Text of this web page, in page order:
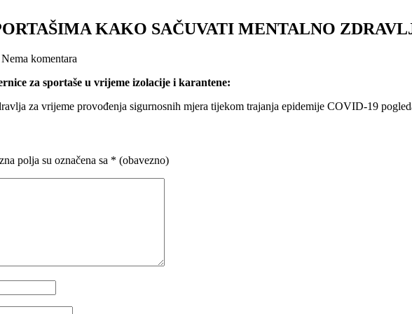
KAKO SAČUVATI MENTALNO
Nema komentara
za sportaše u vrijeme izolacije i karantene:
za vrijeme provođenja sigurnosnih mjera tijekom trajanja epidemije COVID-19
polja su označena sa * (obavezno)